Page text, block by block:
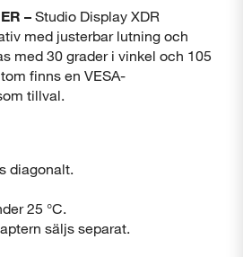
– Studio Display XDR
med justerbar lutning och
med 30 grader i vinkel och 105
finns en VESA-
tillval.
diagonalt.
25 °C.
säljs separat.